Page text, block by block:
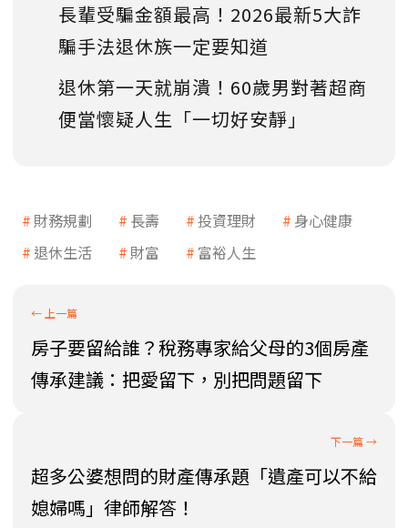
長輩受騙金額最高！2026最新5大詐
騙手法退休族一定要知道
退休第一天就崩潰！60歲男對著超商
便當懷疑人生「一切好安靜」
財務規劃 長壽 投資理財
身心健康
退休生活
財富 富裕人生
房子要留給誰？稅務專家給父母的3個房產
傳承建議：把愛留下，別把問題留下
超多公婆想問的財產傳承題「遺產可以不給
媳婦嗎」律師解答！